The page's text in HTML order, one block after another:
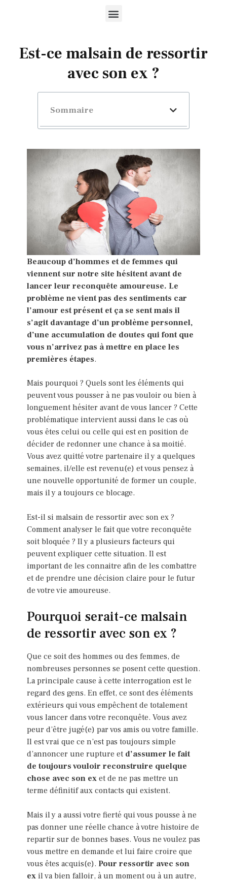
Est-ce malsain de ressortir
avec son ex ?
Sommaire
Beaucoup d’hommes et de femmes qui
viennent sur notre site hésitent avant de
lancer leur reconquête amoureuse. Le
problème ne vient pas des sentiments car
l’amour est présent et ça se sent mais il
s’agit davantage d’un problème personnel,
d’une accumulation de doutes qui font que
vous n’arrivez pas à mettre en place les
premières étapes.
Mais pourquoi ? Quels sont les éléments qui
peuvent vous pousser à ne pas vouloir ou bien à
longuement hésiter avant de vous lancer ? Cette
problématique intervient aussi dans le cas où
vous êtes celui ou celle qui est en position de
décider de redonner une chance à sa moitié.
Vous avez quitté votre partenaire il y a quelques
semaines, il/elle est revenu(e) et vous pensez à
une nouvelle opportunité de former un couple,
mais il y a toujours ce blocage.
Est-il si malsain de ressortir avec son ex ?
Comment analyser le fait que votre reconquête
soit bloquée ? Il y a plusieurs facteurs qui
peuvent expliquer cette situation. Il est
important de les connaitre afin de les combattre
et de prendre une décision claire pour le futur
de votre vie amoureuse.
Pourquoi serait-ce malsain
de ressortir avec son ex ?
Que ce soit des hommes ou des femmes, de
nombreuses personnes se posent cette question.
La principale cause à cette interrogation est le
regard des gens. En effet, ce sont des éléments
extérieurs qui vous empêchent de totalement
vous lancer dans votre reconquête. Vous avez
peur d’être jugé(e) par vos amis ou votre famille.
Il est vrai que ce n’est pas toujours simple
d’annoncer une rupture et d’assumer le fait
de toujours vouloir reconstruire quelque
chose avec son exet de ne pas mettre un
terme définitif aux contacts qui existent.
Mais il y a aussi votre fierté qui vous pousse à ne
pas donner une réelle chance à votre histoire de
repartir sur de bonnes bases. Vous ne voulez pas
vous mettre en demande et lui faire croire que
vous êtes acquis(e). Pour ressortir avec son
exil va bien falloir, à un moment ou à un autre,